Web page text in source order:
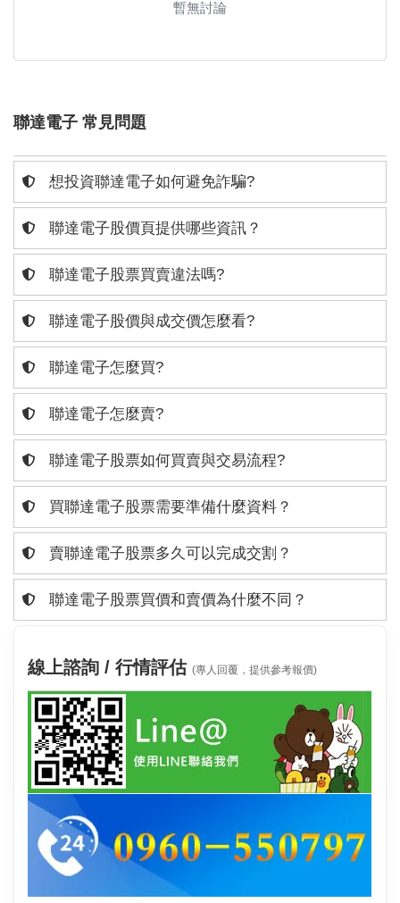
暫無討論
聯達電子 常見問題
想投資聯達電子如何避免詐騙?
聯達電子股價頁提供哪些資訊？
聯達電子股票買賣違法嗎?
聯達電子股價與成交價怎麼看?
聯達電子怎麼買?
聯達電子怎麼賣?
聯達電子股票如何買賣與交易流程?
買聯達電子股票需要準備什麼資料？
賣聯達電子股票多久可以完成交割？
聯達電子股票買價和賣價為什麼不同？
線上諮詢 / 行情評估 (專人回覆，提供參考報價)